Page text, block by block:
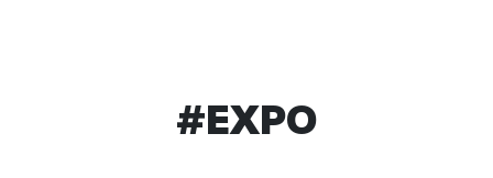
#EXPO